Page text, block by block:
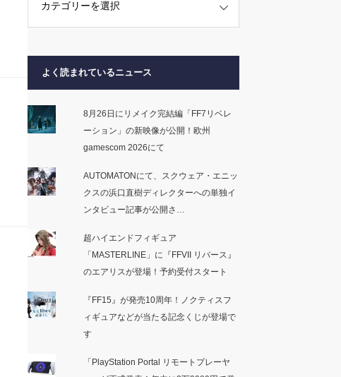
よく読まれているニュース
8月26日にリメイク完結編「FF7リベレ
ーション」の新映像が公開！欧州
gamescom 2026にて
AUTOMATONにて、スクウェア・エニッ
クスの浜口直樹ディレクターへの単独イ
ンタビュー記事が公開さ…
超ハイエンドフィギュア
「MASTERLINE」に『FFVII リバース』
のエアリスが登場！予約受付スタート
『FF15』が発売10周年！ノクティスフ
ィギュアなどが当たる記念くじが登場で
す
「PlayStation Portal リモートプレーヤ